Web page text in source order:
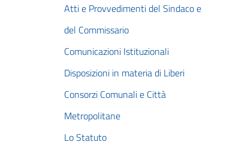
Atti e Provvedimenti del Sindaco e
del Commissario
Comunicazioni Istituzionali
Disposizioni in materia di Liberi
Consorzi Comunali e Città
Metropolitane
Lo Statuto